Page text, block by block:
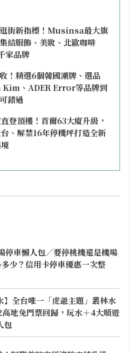
街新指標！Musinsa最大旗
結服飾、美妝、北歐咖啡
家品牌
！精選6個韓國潮牌、選品
、ADER Error等品牌到
錯過
登頂樓！首爾63大廈升級，
、解禁16年停機坪打造全新
停車懶人包／要停桃機還是機場
少？信用卡停車優惠一次整
】全台唯一「虎爺主題」叢林水
地免門票回歸，玩水＋4大順遊
包